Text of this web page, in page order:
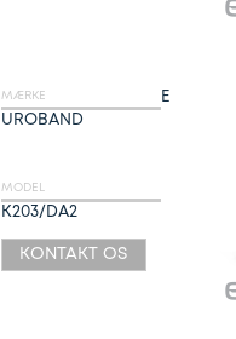
MÆRKE
E
UROBAND
MODEL
K203/DA2
KONTAKT OS